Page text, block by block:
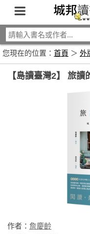
您現在的位置： 首頁 ＞ 外
【島讀臺灣2】 旅
作者： 詹慶齡